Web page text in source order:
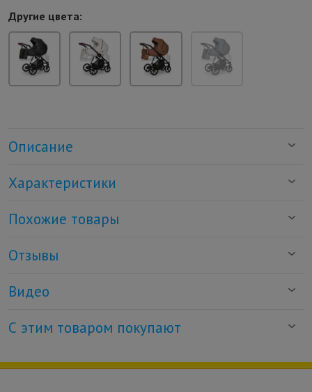
Другие цвета:
Описание
Характеристики
Похожие товары
Отзывы
Видео
С этим товаром покупают